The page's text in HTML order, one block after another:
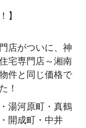
】
店がついに、神
宅専門店～湘南
件と同じ価格で
！
湯河原町・真鶴
開成町・中井